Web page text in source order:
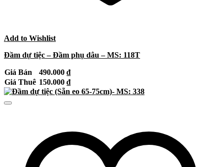
Add to Wishlist
Đầm dự tiệc – Đầm phụ dâu – MS: 118T
Giá Bán 490.000 ₫
Giá Thuê 150.000 ₫